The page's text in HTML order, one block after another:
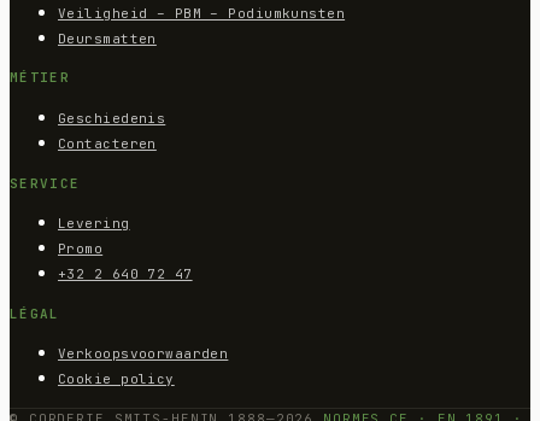
Veiligheid – PBM – Podiumkunsten
Deursmatten
MÉTIER
Geschiedenis
Contacteren
SERVICE
Levering
Promo
+32 2 640 72 47
LÉGAL
Verkoopsvoorwaarden
Cookie policy